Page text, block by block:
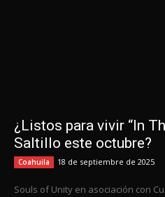
¿Listos para vivir “In
Saltillo este octubre?
Coahuila 18 de septiembre de 2025
Souls of Unity en asociación con